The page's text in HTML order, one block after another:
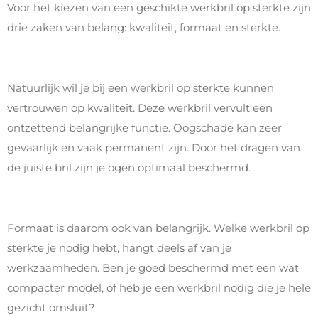
Voor het kiezen van een geschikte werkbril op sterkte zijn
drie zaken van belang: kwaliteit, formaat en sterkte.
Natuurlijk wil je bij een werkbril op sterkte kunnen
vertrouwen op kwaliteit. Deze werkbril vervult een
ontzettend belangrijke functie. Oogschade kan zeer
gevaarlijk en vaak permanent zijn. Door het dragen van
de juiste bril zijn je ogen optimaal beschermd.
Formaat is daarom ook van belangrijk. Welke werkbril op
sterkte je nodig hebt, hangt deels af van je
werkzaamheden. Ben je goed beschermd met een wat
compacter model, of heb je een werkbril nodig die je hele
gezicht omsluit?